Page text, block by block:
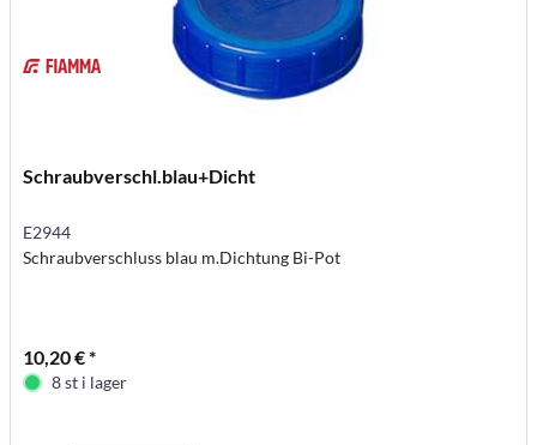
Schraubverschl.blau+Dicht
E2944
Schraubverschluss blau m.Dichtung Bi-Pot
10,20 € *
8 st i lager